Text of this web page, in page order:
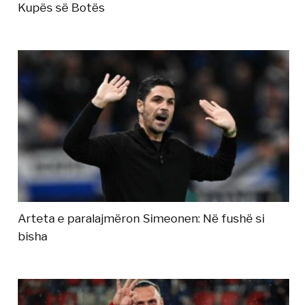
Kupës së Botës
Arteta e paralajmëron Simeonen: Në fushë si
bisha